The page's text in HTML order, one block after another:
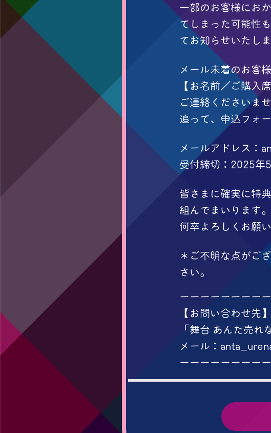
一部のお客様にお
てしまった可能性
てお知らせいたしま
メール未着のお客様
【お名前／ご購入
ご連絡くださいませ
追って、申込フォ
メールアドレス：
受付締切：2025年
皆さまに確実に特
組んでまいります。
何卒よろしくお願
＊ご不明な点がご
さい。
ーーーーーーーー
【お問い合わせ先】
「舞台 あんた売
メール：
ーーーーーーーー